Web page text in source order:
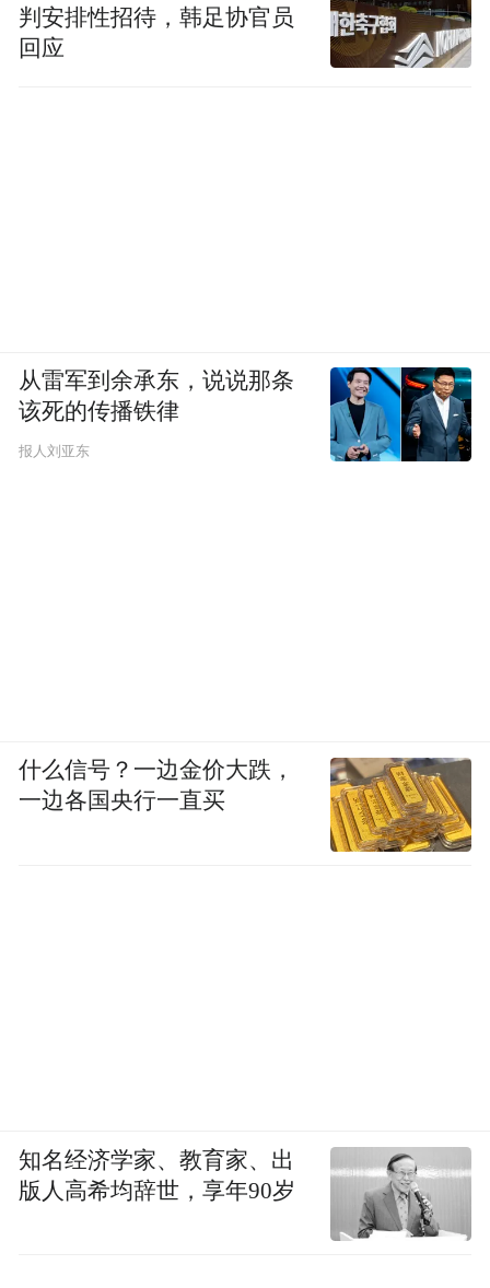
判安排性招待，韩足协官员
回应
从雷军到余承东，说说那条
该死的传播铁律
报人刘亚东
什么信号？一边金价大跌，
一边各国央行一直买
知名经济学家、教育家、出
版人高希均辞世，享年90岁